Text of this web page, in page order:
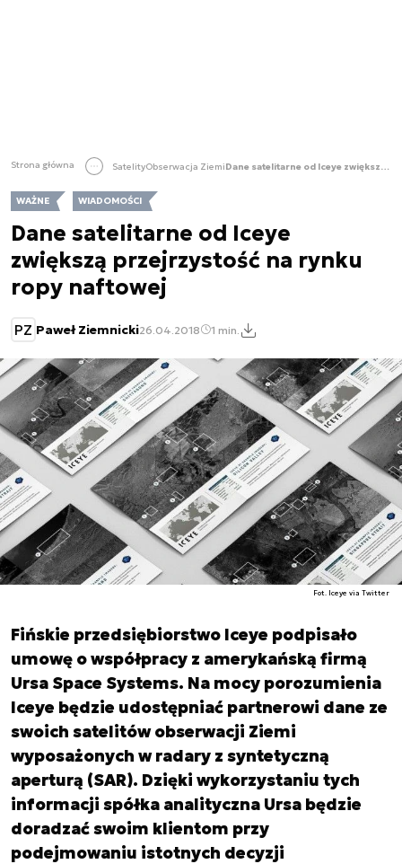
Strona główna SatelityObserwacja Ziemi Dane satelitarne od Iceye zwiększą przejrzystość na rynku ropy naftowej
WAŻNE WIADOMOŚCI
Dane satelitarne od Iceye
zwiększą przejrzystość na rynku
ropy naftowej
PZ Paweł Ziemnicki26.04.2018 1 min.
Fot. Iceye via Twitter
Fińskie przedsiębiorstwo Iceye podpisało
umowę o współpracy z amerykańską firmą
Ursa Space Systems. Na mocy porozumienia
Iceye będzie udostępniać partnerowi dane ze
swoich satelitów obserwacji Ziemi
wyposażonych w radary z syntetyczną
aperturą (SAR). Dzięki wykorzystaniu tych
informacji spółka analityczna Ursa będzie
doradzać swoim klientom przy
podejmowaniu istotnych decyzji